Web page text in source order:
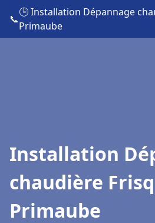
📞
🕒 Installation Dépannage
Primaube
Installation
chaudière
Primaube